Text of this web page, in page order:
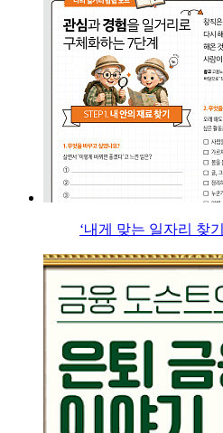
‘내게 맞는 일자리 찾